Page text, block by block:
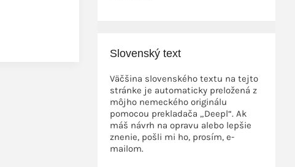
Slovenský text
Väčšina slovenského textu na tejto
stránke je automaticky preložená z
môjho nemeckého originálu
pomocou prekladača „Deepl“. Ak
máš návrh na opravu alebo lepšie
znenie, pošli mi ho, prosím, e-
mailom.